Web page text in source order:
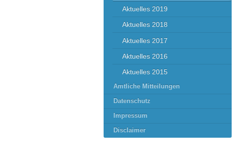
Aktuelles 2019
Aktuelles 2018
Aktuelles 2017
Aktuelles 2016
Aktuelles 2015
Amtliche Mitteilungen
Datenschutz
Impressum
Disclaimer